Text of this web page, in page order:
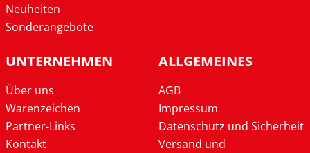
Neuheiten
Sonderangebote
UNTERNEHMEN
Über uns
Warenzeichen
Partner-Links
Kontakt
ALLGEMEINES
AGB
Impressum
Datenschutz und Sicherheit
Versand und